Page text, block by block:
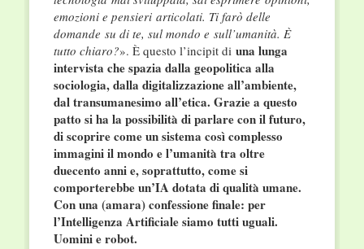
emozioni e pensieri articolati. Ti farò delle
domande su di te, sul mondo e sull’umanità. È
tutto chiaro?». È questo l’incipit di una lunga
intervista che spazia dalla geopolitica alla
sociologia, dalla digitalizzazione all’ambiente,
dal transumanesimo all’etica. Grazie a questo
patto si ha la possibilità di parlare con il futuro,
di scoprire come un sistema così complesso
immagini il mondo e l’umanità tra oltre
duecento anni e, soprattutto, come si
comporterebbe un’IA dotata di qualità umane.
Con una (amara) confessione finale: per
l’Intelligenza Artificiale siamo tutti uguali.
Uomini e robot.